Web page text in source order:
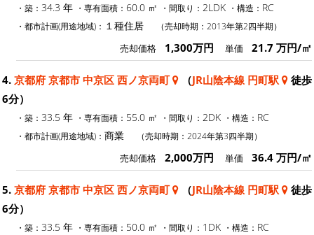
・築： 34.3 年 ・専有面積： 60.0 ㎡ ・間取り： 2LDK ・構造： RC
・都市計画(用途地域)： １種住居 （売却時期：2013年第2四半期）
売却価格 1,300万円 単価 21.7 万円/㎡
4. 京都府 京都市 中京区 西ノ京両町 （JR山陰本線 円町駅
徒歩
6分）
・築： 33.5 年 ・専有面積： 55.0 ㎡ ・間取り： 2DK ・構造： RC
・都市計画(用途地域)： 商業 （売却時期：2024年第3四半期）
売却価格 2,000万円 単価 36.4 万円/㎡
5. 京都府 京都市 中京区 西ノ京両町 （JR山陰本線 円町駅
徒歩
6分）
・築： 33.5 年 ・専有面積： 50.0 ㎡ ・間取り： 1DK ・構造： RC